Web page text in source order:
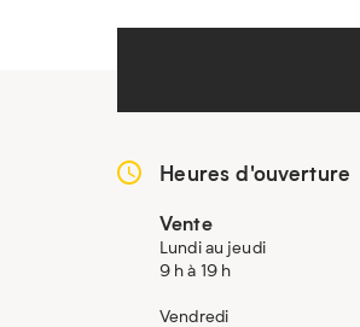
Heures d'ouverture
Vente
Lundi au jeudi
9 h à 19 h
Vendredi